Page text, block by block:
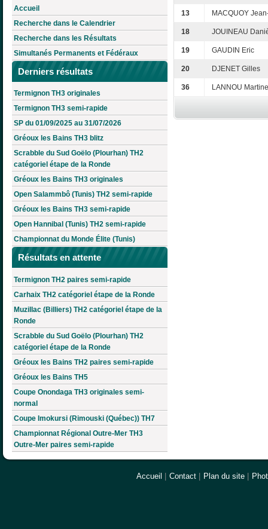
Accueil
Recherche dans le Calendrier
Recherche dans les Résultats
Simultanés Permanents et Fédéraux
Derniers résultats
Termignon TH3 originales
Termignon TH3 semi-rapide
SP du 01/09/2025 au 31/07/2026
Gréoux les Bains TH3 blitz
Scrabble du Sud Goëlo (Plourhan) TH2
catégoriel étape de la Ronde
Gréoux les Bains TH3 originales
Open Salammbô (Tunis) TH2 semi-rapide
Gréoux les Bains TH3 semi-rapide
Open Hannibal (Tunis) TH2 semi-rapide
Championnat du Monde Élite (Tunis)
Résultats en attente
Termignon TH2 paires semi-rapide
Carhaix TH2 catégoriel étape de la Ronde
Muzillac (Billiers) TH2 catégoriel étape de la
Ronde
Scrabble du Sud Goëlo (Plourhan) TH2
catégoriel étape de la Ronde
Gréoux les Bains TH2 paires semi-rapide
Gréoux les Bains TH5
Coupe Onondaga TH3 originales semi-
normal
Coupe Imokursi (Rimouski (Québec)) TH7
Championnat Régional Outre-Mer TH3
Outre-Mer paires semi-rapide
13 MACQUOY
18 JOUINEAU
19 GAUDIN Eric
20 DJENET Gilles
36 LANNOU Martine
Accueil Contact Plan du site